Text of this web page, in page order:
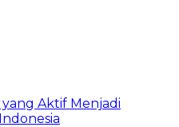
Aktif Menjadi